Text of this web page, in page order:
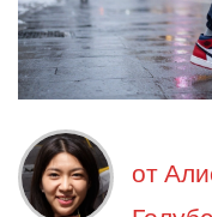
от